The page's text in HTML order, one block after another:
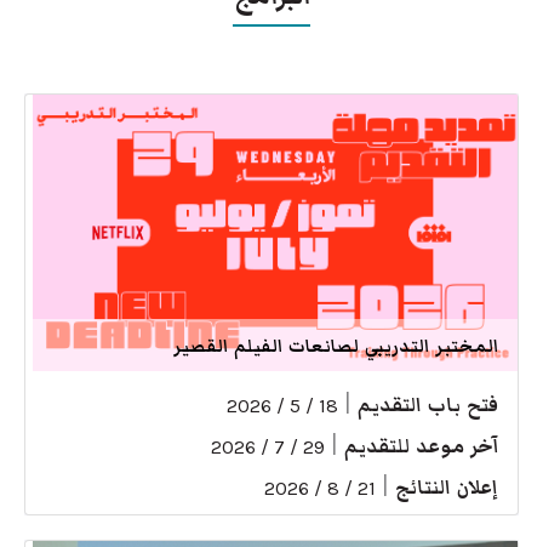
المختبر التدريبي لصانعات الفيلم القصير
فتح باب التقديم 18 / 5 / 2026
آخر موعد للتقديم 29 / 7 / 2026
إعلان النتائج 21 / 8 / 2026